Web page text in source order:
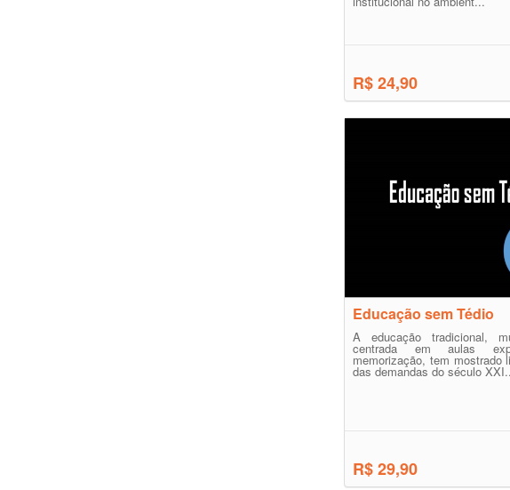
R$ 24,90
Educação sem Tédio
A educação tradicional,
centrada em aulas
memorização, tem mostrado
das demandas do século
R$ 29,90